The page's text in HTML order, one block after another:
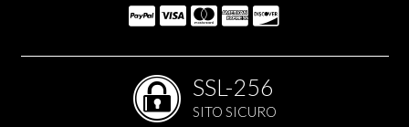
SSL-256
SITO SICURO